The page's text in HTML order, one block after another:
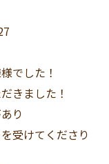
でした！
きました！
り
受けてくださり